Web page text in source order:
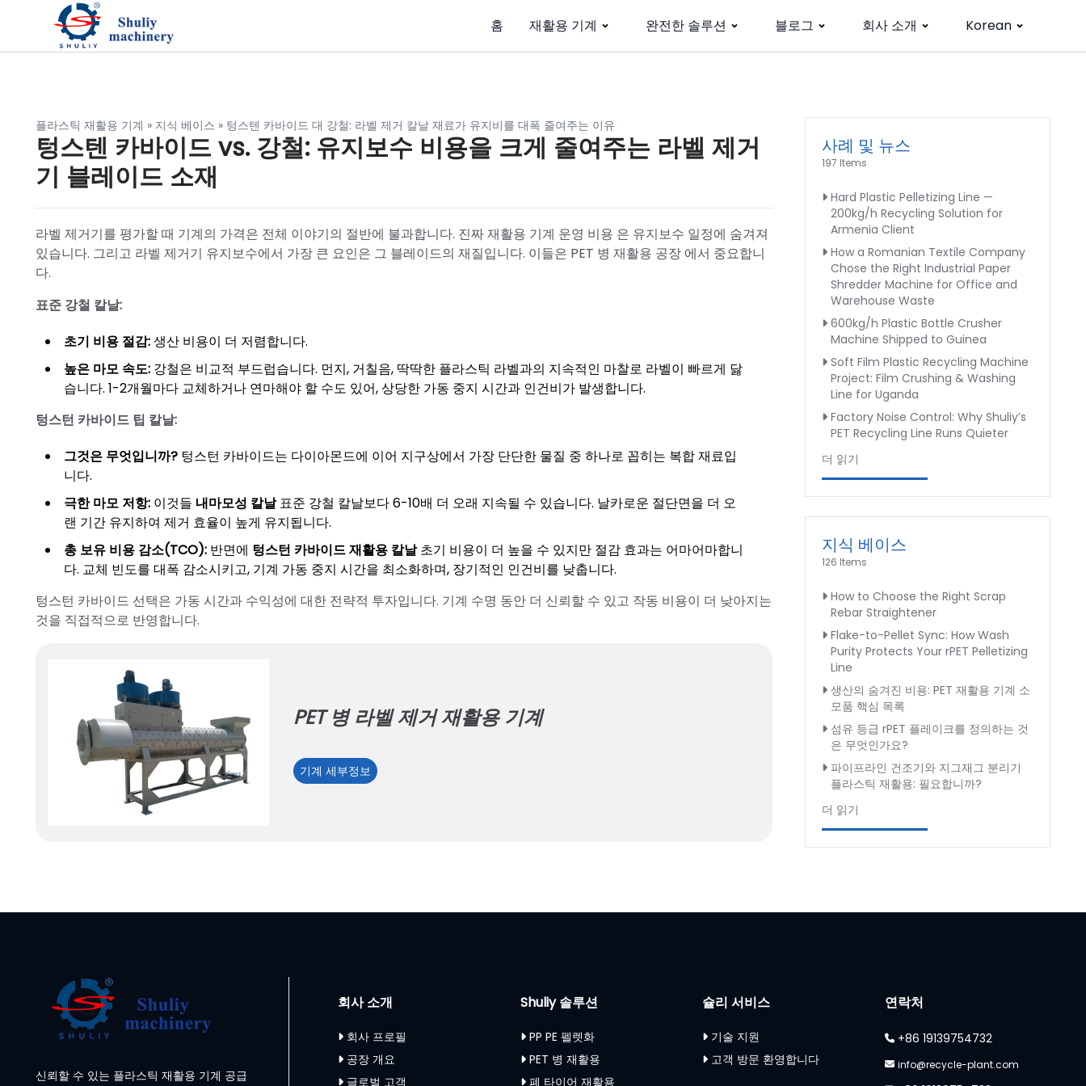
홈 재활용 기계 완전한 솔루션 블로그 회사 소개 Korean
플라스틱 재활용 기계 » 지식 베이스 » 텅스텐 카바이드 대 강철: 라벨 제거 칼날 재료가 유지비를 대폭 줄여주는 이유
텅스텐 카바이드 vs. 강철: 유지보수 비용을 크게 줄여주는 라벨 제거
기 블레이드 소재
라벨 제거기를 평가할 때 기계의 가격은 전체 이야기의 절반에 불과합니다. 진짜 재활용 기계 운영 비용 은 유지보수 일정에 숨겨져
있습니다. 그리고 라벨 제거기 유지보수에서 가장 큰 요인은 그 블레이드의 재질입니다. 이들은 PET 병 재활용 공장 에서 중요합니
다.
표준 강철 칼날:
초기 비용 절감:생산 비용이 더 저렴합니다.
높은 마모 속도: 강철은 비교적 부드럽습니다. 먼지, 거칠음, 딱딱한 플라스틱 라벨과의 지속적인 마찰로 라벨이 빠르게 닳
습니다. 1-2개월마다 교체하거나 연마해야 할 수도 있어, 상당한 가동 중지 시간과 인건비가 발생합니다.
텅스턴 카바이드 팁 칼날:
그것은 무엇입니까? 텅스턴 카바이드는 다이아몬드에 이어 지구상에서 가장 단단한 물질 중 하나로 꼽히는 복합 재료입
니다.
극한 마모 저항: 이것들 내마모성 칼날표준 강철 칼날보다 6-10배 더 오래 지속될 수 있습니다. 날카로운 절단면을 더 오
랜 기간 유지하여 제거 효율이 높게 유지됩니다.
총 보유 비용 감소(TCO): 반면에 텅스턴 카바이드 재활용 칼날초기 비용이 더 높을 수 있지만 절감 효과는 어마어마합니
다. 교체 빈도를 대폭 감소시키고, 기계 가동 중지 시간을 최소화하며, 장기적인 인건비를 낮춥니다.
텅스턴 카바이드 선택은 가동 시간과 수익성에 대한 전략적 투자입니다. 기계 수명 동안 더 신뢰할 수 있고 작동 비용이 더 낮아지는
것을 직접적으로 반영합니다.
PET 병 라벨 제거 재활용 기계
기계 세부정보 PET
사례 및 뉴스
197 Items
Hard Plastic Pelletizing Line —
200kg/h Recycling Solution for
Armenia Client
How a Romanian Textile Company
Chose the Right Industrial Paper
Shredder Machine for Office and
Warehouse Waste
600kg/h Plastic Bottle Crusher
Machine Shipped to Guinea
Soft Film Plastic Recycling Machine
Project: Film Crushing & Washing
Line for Uganda
Factory Noise Control: Why Shuliy’s
PET Recycling Line Runs Quieter
더 읽기
지식 베이스
126 Items
How to Choose the Right Scrap
Rebar Straightener
Flake-to-Pellet Sync: How Wash
Purity Protects Your rPET Pelletizing
Line
생산의 숨겨진 비용: PET 재활용 기계 소
모품 핵심 목록
섬유 등급 rPET 플레이크를 정의하는 것
은 무엇인가요?
파이프라인 건조기와 지그재그 분리기
플라스틱 재활용: 필요합니까?
더 읽기
신뢰할 수 있는 플라스틱 재활용 기계 공급
회사 소개
회사 프로필
공장 개요
글로벌 고객
Shuliy 솔루션
PP PE 펠렛화
PET 병 재활용
폐 타이어 재활용
슐리 서비스
기술 지원
고객 방문 환영합니다
연락처
+86 19139754732
info@recycle-plant.com